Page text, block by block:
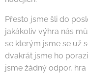
Přesto jsme šli do
jakákoliv výhra nás
se kterým jsme se už
dvakrát jsme ho
jsme žádný odpor,